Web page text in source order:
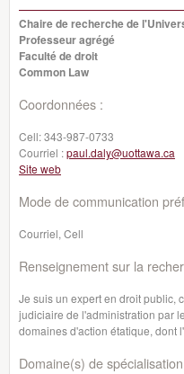
Chaire de recherche de
Professeur agrégé
Faculté de droit
Common Law
Coordonnées :
Cell:343-987-0733
Courriel :paul.daly@uottawa.ca
Site web
Mode de communication
Courriel, Cell
Renseignement sur la
Je suis un expert en droit public,
judiciaire de l'administration par
domaines d'action étatique, dont
Domaine(s) de